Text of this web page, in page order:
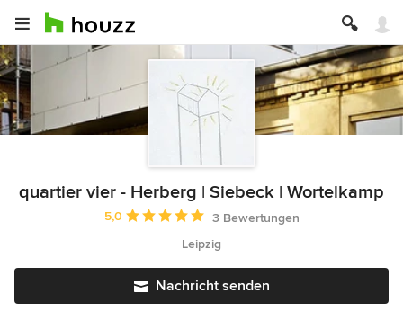
quartier vier - Herberg | Siebeck | Wortelkamp
Durchschnittliche Bewertung: 5 von 5 Sternen
5,0
3 Bewertungen
Leipzig
Nachricht senden